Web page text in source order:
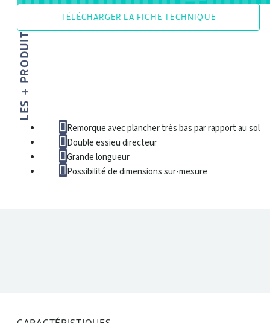
TÉLÉCHARGER LA FICHE TECHNIQUE
LES + PRODUIT
Remorque avec plancher très bas par rapport au sol
Double essieu directeur
Grande longueur
Possibilité de dimensions sur-mesure